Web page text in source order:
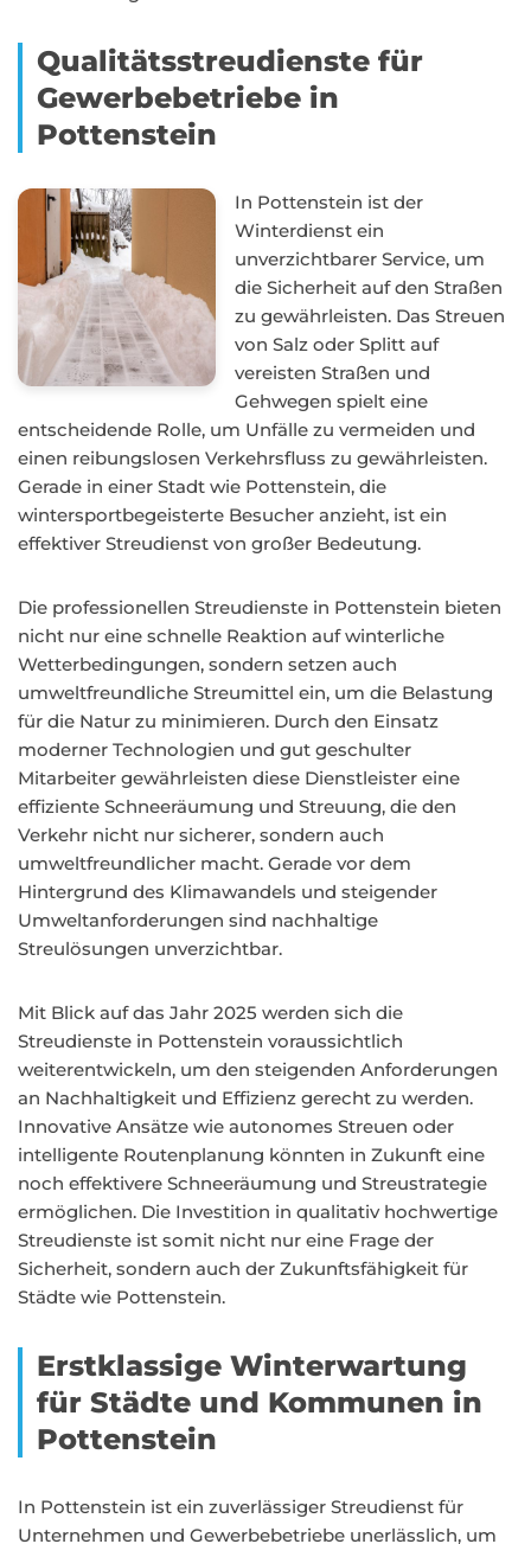
Qualitätsstreudienste für
Gewerbebetriebe in
Pottenstein
In Pottenstein ist der
Winterdienst ein
unverzichtbarer Service, um
die Sicherheit auf den Straßen
zu gewährleisten. Das Streuen
von Salz oder Splitt auf
vereisten Straßen und
Gehwegen spielt eine
entscheidende Rolle, um Unfälle zu vermeiden und
einen reibungslosen Verkehrsfluss zu gewährleisten.
Gerade in einer Stadt wie Pottenstein, die
wintersportbegeisterte Besucher anzieht, ist ein
effektiver Streudienst von großer Bedeutung.
Die professionellen Streudienste in Pottenstein bieten
nicht nur eine schnelle Reaktion auf winterliche
Wetterbedingungen, sondern setzen auch
umweltfreundliche Streumittel ein, um die Belastung
für die Natur zu minimieren. Durch den Einsatz
moderner Technologien und gut geschulter
Mitarbeiter gewährleisten diese Dienstleister eine
effiziente Schneeräumung und Streuung, die den
Verkehr nicht nur sicherer, sondern auch
umweltfreundlicher macht. Gerade vor dem
Hintergrund des Klimawandels und steigender
Umweltanforderungen sind nachhaltige
Streulösungen unverzichtbar.
Mit Blick auf das Jahr 2025 werden sich die
Streudienste in Pottenstein voraussichtlich
weiterentwickeln, um den steigenden Anforderungen
an Nachhaltigkeit und Effizienz gerecht zu werden.
Innovative Ansätze wie autonomes Streuen oder
intelligente Routenplanung könnten in Zukunft eine
noch effektivere Schneeräumung und Streustrategie
ermöglichen. Die Investition in qualitativ hochwertige
Streudienste ist somit nicht nur eine Frage der
Sicherheit, sondern auch der Zukunftsfähigkeit für
Städte wie Pottenstein.
Erstklassige Winterwartung
für Städte und Kommunen in
Pottenstein
In Pottenstein ist ein zuverlässiger Streudienst für
Unternehmen und Gewerbebetriebe unerlässlich, um